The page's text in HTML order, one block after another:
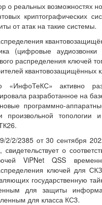
о реальных возможностях
криптографических
от атак на такие системы.
(цифровые
распределения ключей
квантовозащищённых
активно
разработанное на
программно-
произвольной
2/2385 от 30 сентября
о
ViPNet QSS
ключей для
государственную
для защиты
для класса КС3.